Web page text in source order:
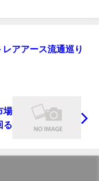
アアース流通巡り
場
る